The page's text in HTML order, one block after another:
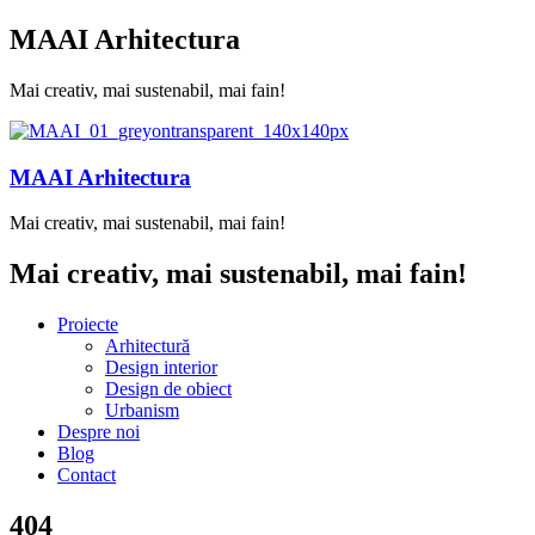
MAAI Arhitectura
Mai creativ, mai sustenabil, mai fain!
MAAI Arhitectura
Mai creativ, mai sustenabil, mai fain!
Mai creativ, mai sustenabil, mai fain!
Proiecte
Arhitectură
Design interior
Design de obiect
Urbanism
Despre noi
Blog
Contact
404